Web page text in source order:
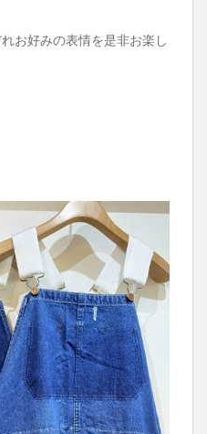
お好みの表情を是非お楽し